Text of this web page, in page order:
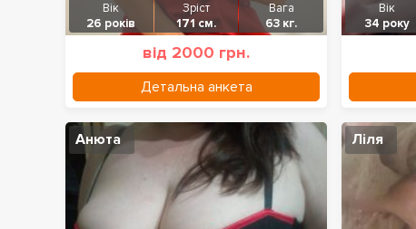
Вік
26 років
Зріст
171 см.
Вага
63 кг.
від 2000 грн.
Детальна анкета
Вік
34 року
Анюта Ліля